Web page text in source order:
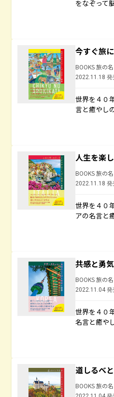
をなぞって
今すぐ旅
BOOKS 旅の
2022.11.18 発
世界を４０
言と癒やし
人生を楽
BOOKS 旅の
2022.11.18 発
世界を４０
アの名言と
共感と勇
BOOKS 旅の
2022.11.04 発
世界を４０
名言と癒や
道しるべ
BOOKS 旅の